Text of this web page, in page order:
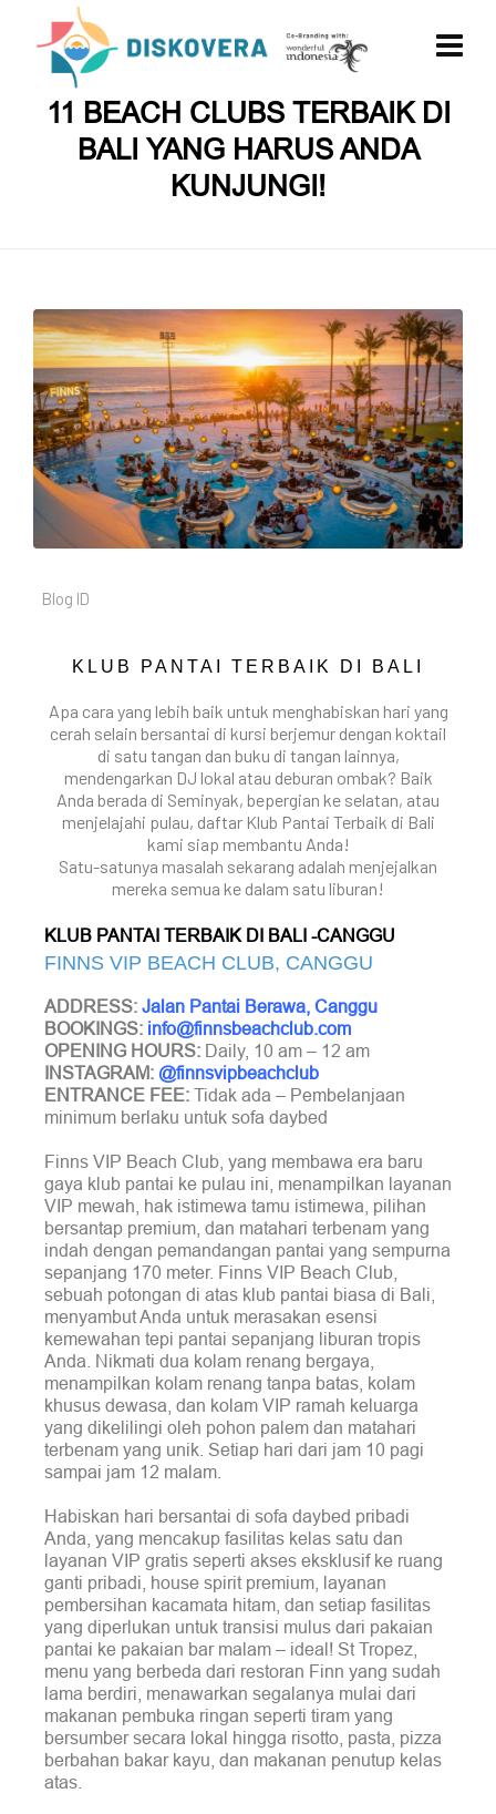
11 BEACH CLUBS TERBAIK DI
BALI YANG HARUS ANDA
KUNJUNGI!
Blog ID
KLUB PANTAI TERBAIK DI BALI
Apa cara yang lebih baik untuk menghabiskan hari yang
cerah selain bersantai di kursi berjemur dengan koktail
di satu tangan dan buku di tangan lainnya,
mendengarkan DJ lokal atau deburan ombak? Baik
Anda berada di Seminyak, bepergian ke selatan, atau
menjelajahi pulau, daftar Klub Pantai Terbaik di Bali
kami siap membantu Anda!
Satu-satunya masalah sekarang adalah menjejalkan
mereka semua ke dalam satu liburan!
KLUB PANTAI TERBAIK DI BALI -CANGGU
FINNS VIP BEACH CLUB, CANGGU
ADDRESS: Jalan Pantai Berawa, Canggu
BOOKINGS: info@finnsbeachclub.com
OPENING HOURS: Daily, 10 am – 12 am
INSTAGRAM: @finnsvipbeachclub
ENTRANCE FEE: Tidak ada – Pembelanjaan
minimum berlaku untuk sofa daybed
Finns VIP Beach Club, yang membawa era baru
gaya klub pantai ke pulau ini, menampilkan layanan
VIP mewah, hak istimewa tamu istimewa, pilihan
bersantap premium, dan matahari terbenam yang
indah dengan pemandangan pantai yang sempurna
sepanjang 170 meter. Finns VIP Beach Club,
sebuah potongan di atas klub pantai biasa di Bali,
menyambut Anda untuk merasakan esensi
kemewahan tepi pantai sepanjang liburan tropis
Anda. Nikmati dua kolam renang bergaya,
menampilkan kolam renang tanpa batas, kolam
khusus dewasa, dan kolam VIP ramah keluarga
yang dikelilingi oleh pohon palem dan matahari
terbenam yang unik. Setiap hari dari jam 10 pagi
sampai jam 12 malam.
Habiskan hari bersantai di sofa daybed pribadi
Anda, yang mencakup fasilitas kelas satu dan
layanan VIP gratis seperti akses eksklusif ke ruang
ganti pribadi, house spirit premium, layanan
pembersihan kacamata hitam, dan setiap fasilitas
yang diperlukan untuk transisi mulus dari pakaian
pantai ke pakaian bar malam – ideal! St Tropez,
menu yang berbeda dari restoran Finn yang sudah
lama berdiri, menawarkan segalanya mulai dari
makanan pembuka ringan seperti tiram yang
bersumber secara lokal hingga risotto, pasta, pizza
berbahan bakar kayu, dan makanan penutup kelas
atas.